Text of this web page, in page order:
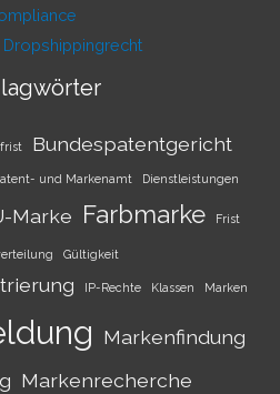
Dropshippingrecht
Bundespatentgericht
und Markenamt Dienstleistungen
Marke Farbmarke Frist
Gültigkeit
IP-Rechte Klassen Marken
Markenfindung
Markenrecherche